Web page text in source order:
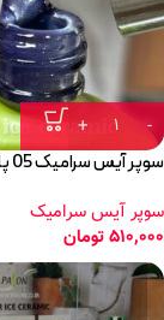
سوپر آیس سرامیک 05 پایون
سوپر آیس سرامیک
510,000تومان